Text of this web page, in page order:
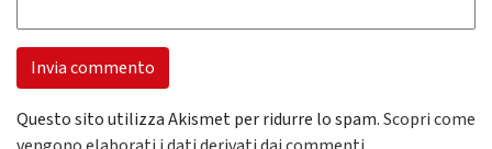
Questo sito utilizza Akismet per ridurre lo spam.Scopri come